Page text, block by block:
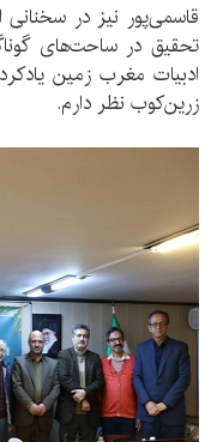
قاسمی‌پور نیز در سخنانی
تحقیق در ساحت‌های
ادبیات مغرب زمین
زرین‌کوب نظر دارم.